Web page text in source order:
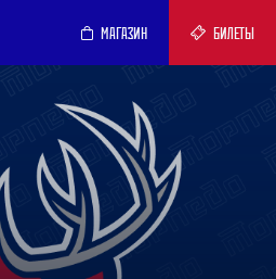
МАГАЗИН БИЛЕТЫ